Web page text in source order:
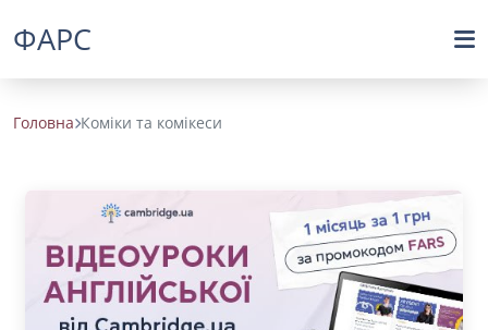
ФАРС
Головна Коміки та комікеси